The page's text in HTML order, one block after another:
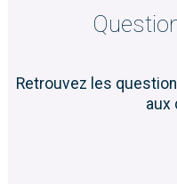
Retrouvez les
aux